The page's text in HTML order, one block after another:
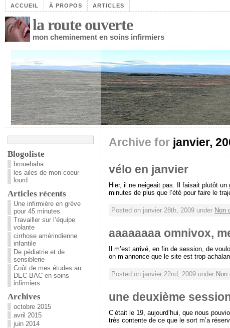
ACCUEIL À PROPOS ARTICLES
la route ouverte
mon cheminement en soins infirmiers
Archive for janvier,
vélo en janvier
Hier, il ne neigeait pas. Il faisait plutôt
minutes de plus que l’été pour faire le
Posted on janvier 28th, 2009 under Non
aaaaaaaa omnivox,
Il m’est arrivé, en fin de session, de
on m’annonce que le site est trop
Posted on janvier 22nd, 2009 under Non
une deuxième
C’était le 19, aujourd’hui, que nous
très contente de ce que le sort m’a
Blogoliste
brouehaha
les ailes de mon coeur
lourd
Articles récents
Une infirmière en grève
pour 45 minutes
Travailler sur l’équipe
volante
cirrhose amérindienne
infantile
De pédiatrie et de
sensiblerie
Coût de mes études au
DEC-BAC en soins
infirmiers
Archives
octobre 2015
avril 2015
juin 2014